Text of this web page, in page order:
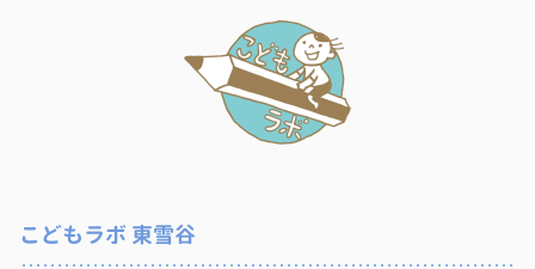
こどもラボ 東雪谷